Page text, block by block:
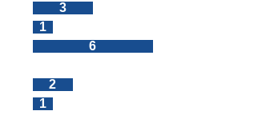
3
1
6
2
1